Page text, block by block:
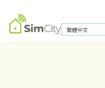
繁體中文